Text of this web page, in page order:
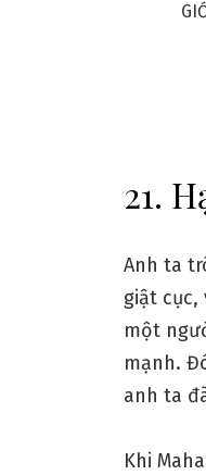
21.
Anh ta
giật
một
mạnh.
anh ta
Khi